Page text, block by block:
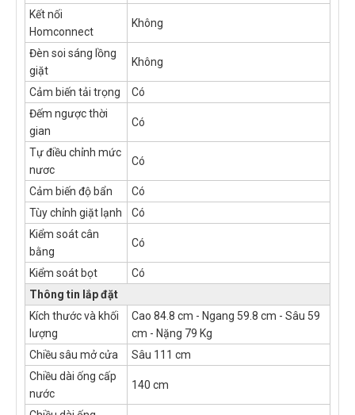
Kết nối
Homconnect
Không
Đèn soi sáng lồng
giặt
Không
Cảm biến tải trọng
Có
Đếm ngược thời
gian
Có
Tự điều chỉnh mức
nươc
Có
Cảm biến độ bẩn
Có
Tùy chỉnh giặt lạnh
Có
Kiểm soát cân
bằng
Có
Kiểm soát bọt
Có
Thông tin lắp đặt
Kích thước và khối
lượng
Cao 84.8 cm - Ngang 59.8 cm - Sâu 59
cm - Nặng 79 Kg
Chiều sâu mở cửa
Sâu 111 cm
Chiều dài ống cấp
nước
140 cm